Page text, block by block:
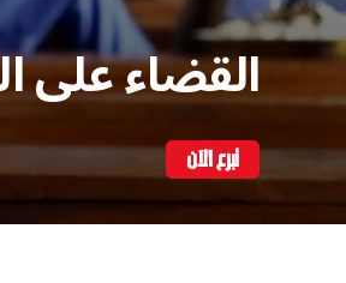
القضاء على
تبرع الآن